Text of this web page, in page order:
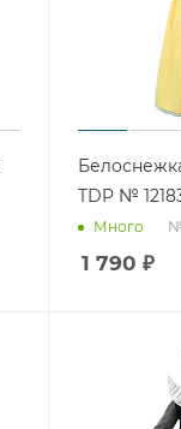
TDP №
Много №
1 790 ₽